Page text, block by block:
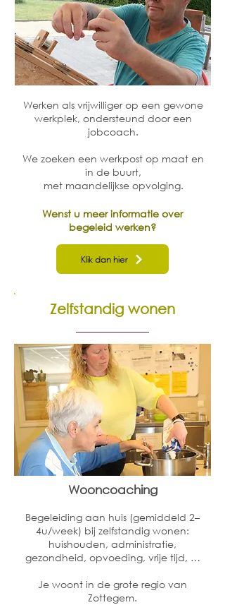
Werken als vrijwilliger op een gewone
werkplek, ondersteund door een
jobcoach.
We zoeken een werkpost op maat en
in de buurt,
met maandelijkse opvolging.
Wenst u meer informatie over
begeleid werken?
Klik dan hier
Zelfstandig wonen
Wooncoaching
Begeleiding aan huis (gemiddeld 2–
4u/week) bij zelfstandig wonen:
huishouden, administratie,
gezondheid, opvoeding, vrije tijd, …
Je woont in de grote regio van
Zottegem.